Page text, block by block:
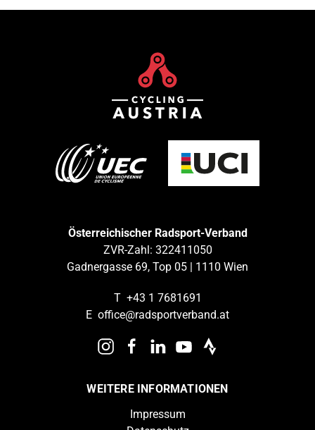
Österreichischer Radsport-Verband
ZVR-Zahl: 322411050
Gadnergasse 69, Top 05 | 1110 Wien
T +43 1 7681691
E office@radsportverband.at
WEITERE INFORMATIONEN
Impressum